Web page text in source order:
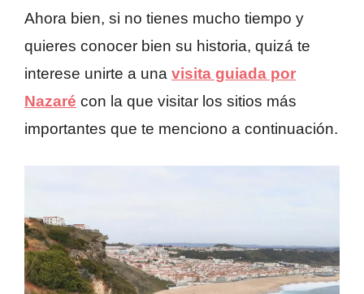
Ahora bien, si no tienes mucho tiempo y
quieres conocer bien su historia, quizá te
interese unirte a una visita guiada por
Nazaré con la que visitar los sitios más
importantes que te menciono a continuación.